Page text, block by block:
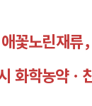
꽃노린재류
화학농약ㆍ